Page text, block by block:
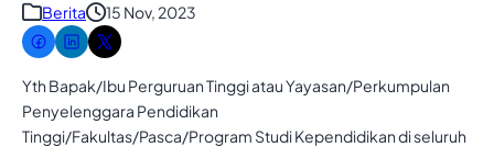
Berita 15 Nov, 2023
Yth Bapak/Ibu Perguruan Tinggi atau Yayasan/Perkumpulan
Penyelenggara Pendidikan
Tinggi/Fakultas/Pasca/Program Studi Kependidikan di seluruh